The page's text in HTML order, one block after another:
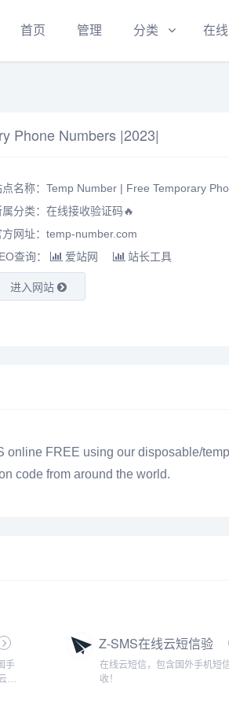
首页 管理 分类 在
Phone Numbers |2023|
点名称：Temp Number | Free Temporary
分类： 在线接收验证码🔥
方网址：temp-number.com
查询：
爱站网 站长工具
进入网站
online FREE using our disposable/
code from around the world.
手
短
Z-SMS在线云短信验
证码
在线云短信，包含国外手机短
收！